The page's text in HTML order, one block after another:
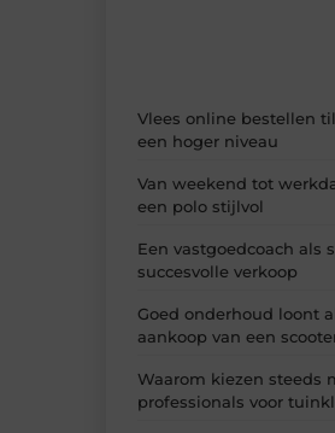
Vlees online bestellen
een hoger niveau
Van weekend tot
een polo stijlvol
Een vastgoedcoach als
succesvolle verkoop
Goed onderhoud loont
aankoop van een
Waarom kiezen steeds
professionals voor